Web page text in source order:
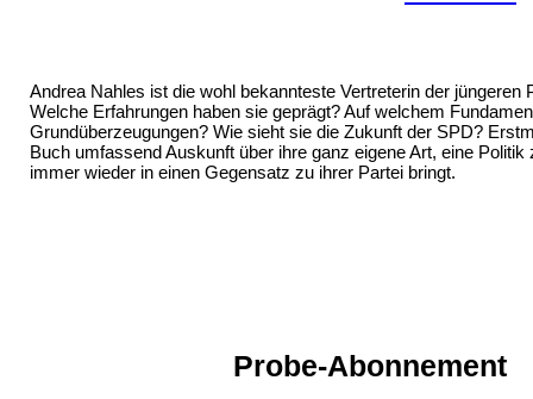
Andrea Nahles ist die wohl bekannteste Vertreterin der jüngeren
Welche Erfahrungen haben sie geprägt? Auf welchem
Grundüberzeugungen? Wie sieht sie die Zukunft der SPD?
Buch umfassend Auskunft über ihre ganz eigene Art, eine Politik
immer wieder in einen Gegensatz zu ihrer Partei bringt.
Probe-Abonnement